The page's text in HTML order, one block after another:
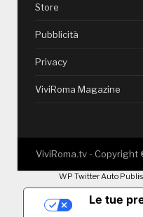
Store
Pubblicità
Privacy
ViviRoma Magazine
ViviRoma.tv - Copyright
WP Twitter Auto
Le tue